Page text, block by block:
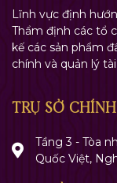
Lĩnh vực định
Thẩm định các tổ
kế các sản phẩm
chính và quản lý
TRỤ SỞ
Tầng 3 - Tòa
Quốc Việt,